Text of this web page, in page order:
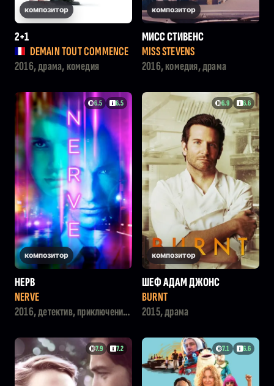
композитор
2+1
DEMAIN TOUT COMMENCE
2016, драма, комедия
композитор
МИСС СТИВЕНС
MISS STEVENS
2016, комедия, драма
6.5 6.5
композитор
НЕРВ
NERVE
2016, детектив, приключения,
6.9 6.6
композитор
ШЕФ АДАМ ДЖОНС
BURNT
2015, драма
7.9 7.2 7.1 6.6